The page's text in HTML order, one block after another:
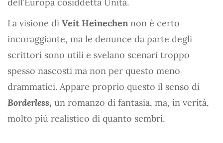
La visione di Veit Heinechen non è certo
incoraggiante, ma le denunce da parte degli
scrittori sono utili e svelano scenari troppo
spesso nascosti ma non per questo meno
drammatici. Appare proprio questo il senso di
Borderless, un romanzo di fantasia, ma, in verità,
molto più realistico di quanto sembri.